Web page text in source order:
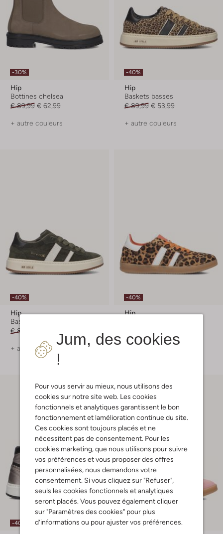
Jum, des cookies
!
Pour vous servir au mieux, nous utilisons des
cookies sur notre site web. Les cookies
fonctionnels et analytiques garantissent le bon
fonctionnement et lamélioration continue du site.
Ces cookies sont toujours placés et ne
nécessitent pas de consentement. Pour les
cookies marketing, que nous utilisons pour suivre
vos préférences et vous proposer des offres
personnalisées, nous demandons votre
consentement. Si vous cliquez sur "Refuser",
seuls les cookies fonctionnels et analytiques
seront placés. Vous pouvez également cliquer
sur "Paramètres des cookies" pour plus
d’informations ou pour ajuster vos préférences.
-30%
Hip
Bottines chelsea
€ 89,99 € 62,99
+ autre couleurs
-40%
Hip
Baskets basses
€ 89,99 € 53,99
+ autre couleurs
-40%
Hip
Baskets basses
€ 89,99
+ autre couleurs
-40%
Hip
-40% -30%